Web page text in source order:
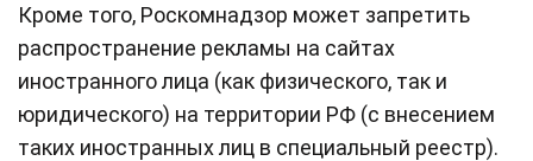
Кроме того, Роскомнадзор может запретить
распространение рекламы на сайтах
иностранного лица (как физического, так и
юридического) на территории РФ (с внесением
таких иностранных лиц в специальный реестр).